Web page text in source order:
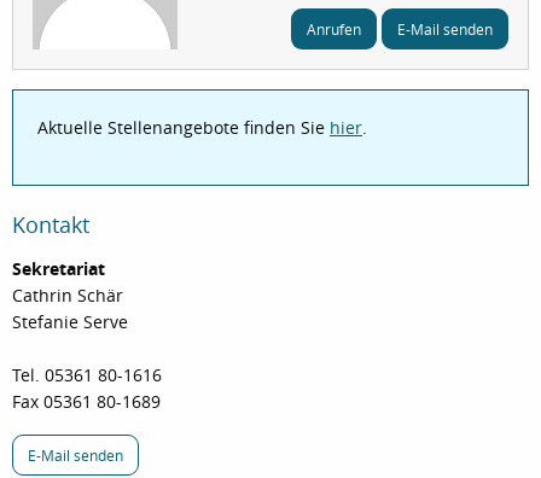
Anrufen E-Mail senden
Aktuelle Stellenangebote finden Sie hier.
Kontakt
Sekretariat
Cathrin Schär
Stefanie Serve
Tel. 05361 80-1616
Fax 05361 80-1689
E-Mail senden